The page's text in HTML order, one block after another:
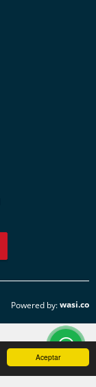
Aceptar
Powered by:wasi.co